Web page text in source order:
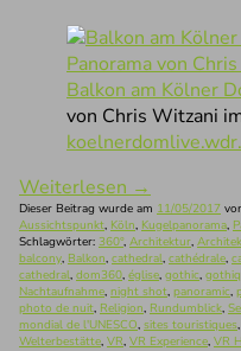
Balkon am Kölner
von Chris Witzani
Weiterlesen →
Dieser Beitrag wurde am 11/05/2017
Aussichtspunkt, Köln, Kugelpanorama,
Schlagwörter: 360°, Architektur,
balcony, Balkon, cathedral, cathédrale,
cathedral, dom360, église, gothic,
Nachtaufnahme, night shot, panoramic,
photo de nuit, Religion, Rundumblick,
mondial de l'UNESCO, sites touristiques,
Welterbestätte, VR, VR Experience, VR